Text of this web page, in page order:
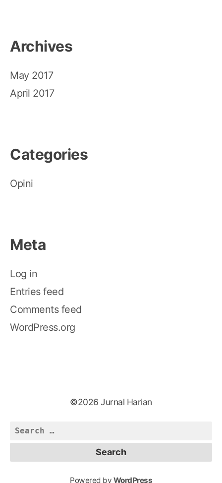
Archives
May 2017
April 2017
Categories
Opini
Meta
Log in
Entries feed
Comments feed
WordPress.org
©2026 Jurnal Harian
Search
for:
Powered by WordPress